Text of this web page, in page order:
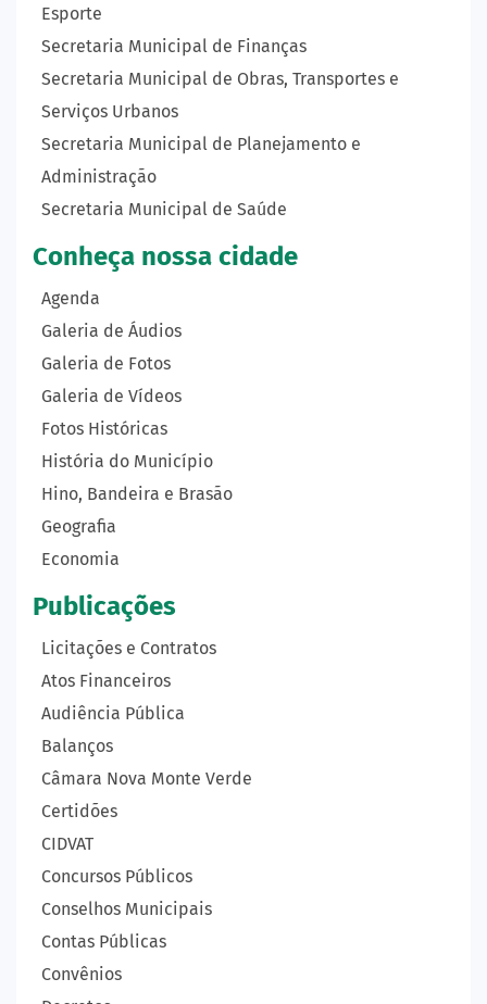
Esporte
Secretaria Municipal de Finanças
Secretaria Municipal de Obras, Transportes e
Serviços Urbanos
Secretaria Municipal de Planejamento e
Administração
Secretaria Municipal de Saúde
Conheça nossa cidade
Agenda
Galeria de Áudios
Galeria de Fotos
Galeria de Vídeos
Fotos Históricas
História do Município
Hino, Bandeira e Brasão
Geografia
Economia
Publicações
Licitações e Contratos
Atos Financeiros
Audiência Pública
Balanços
Câmara Nova Monte Verde
Certidões
CIDVAT
Concursos Públicos
Conselhos Municipais
Contas Públicas
Convênios